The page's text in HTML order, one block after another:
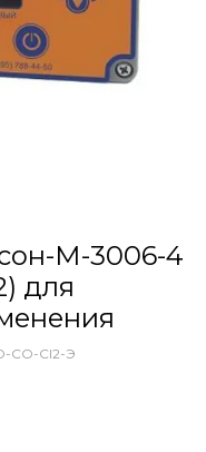
М-3006-4
для
CO-Cl2-Э